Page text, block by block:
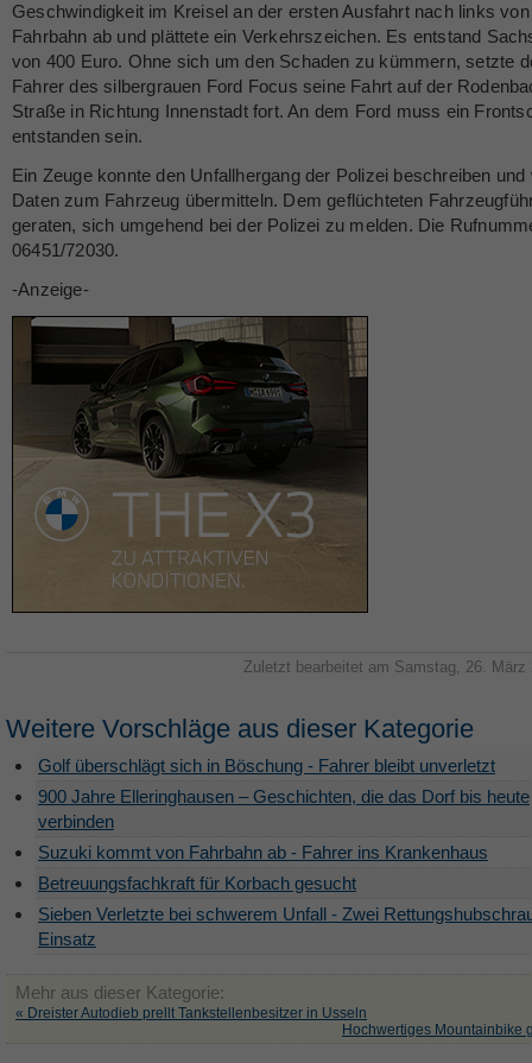
Geschwindigkeit im Kreisel an der ersten Ausfahrt nach links
Fahrbahn ab und plättete ein Verkehrszeichen. Es entstand
von 400 Euro. Ohne sich um den Schaden zu kümmern, setzte
Fahrer des silbergrauen Ford Focus seine Fahrt auf der
Straße in Richtung Innenstadt fort. An dem Ford muss ein
entstanden sein.
Ein Zeuge konnte den Unfallhergang der Polizei beschreiben und
Daten zum Fahrzeug übermitteln. Dem geflüchteten
geraten, sich umgehend bei der Polizei zu melden. Die
06451/72030.
-Anzeige-
Zuletzt bearbeitet am Samstag, 26. März
Weitere Vorschläge aus dieser Kategorie
Golf überschlägt sich in Böschung - Fahrer bleibt unverletzt
900 Jahre Elleringhausen – Geschichten, die das Dorf bis heute
verbinden
Suzuki kommt von Fahrbahn ab - Fahrer ins Krankenhaus
Betreuungsfachkraft für Korbach gesucht
Sieben Verletzte bei schwerem Unfall - Zwei
Einsatz
Mehr aus dieser Kategorie:
« Dreister Autodieb prellt Tankstellenbesitzer in Usseln
Hochwertiges Mountainbike